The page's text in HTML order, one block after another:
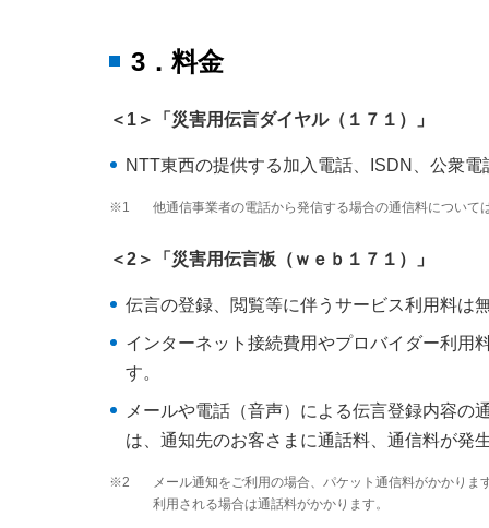
3．料金
＜1＞「災害用伝言ダイヤル（１７１）」
NTT東西の提供する加入電話、ISDN、公衆
※1 他通信事業者の電話から発信する場合の通信料について
＜2＞「災害用伝言板（ｗｅｂ１７１）」
伝言の登録、閲覧等に伴うサービス利用料は
インターネット接続費用やプロバイダー利用
す。
メールや電話（音声）による伝言登録内容の
は、通知先のお客さまに通話料、通信料が発
※2
メール通知をご利用の場合、パケット通信料がかかり
利用される場合は通話料がかかります。